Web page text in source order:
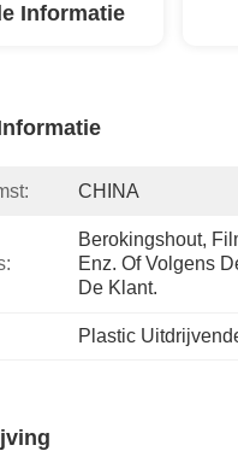
Informatie
CHINA
Berokingshout,
Enz. Of Volgens
De Klant.
Plastic